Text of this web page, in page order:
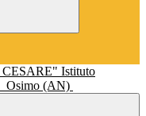
Istituto
Osimo (AN)